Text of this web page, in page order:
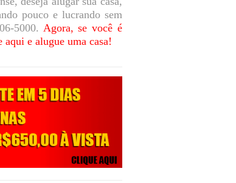
pouco e lucrando sem
5000. Agora, se você é
e alugue uma casa!